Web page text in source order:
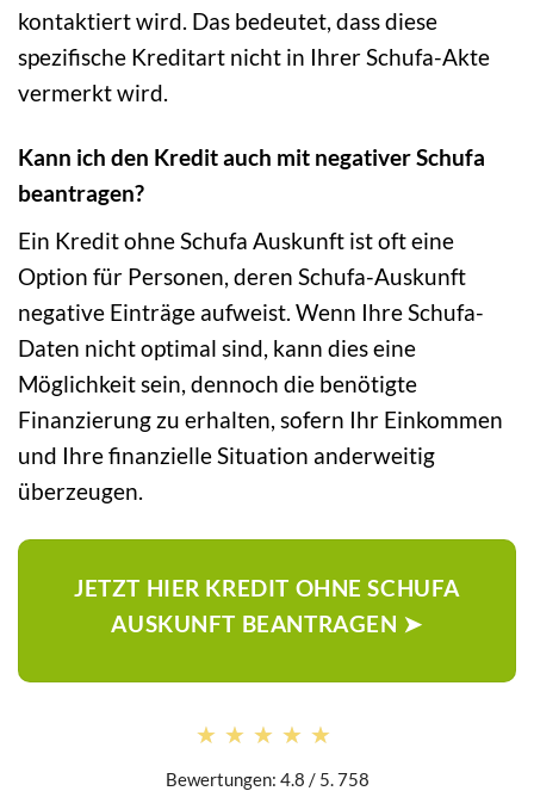
kontaktiert wird. Das bedeutet, dass diese
spezifische Kreditart nicht in Ihrer Schufa-Akte
vermerkt wird.
Kann ich den Kredit auch mit negativer Schufa
beantragen?
Ein Kredit ohne Schufa Auskunft ist oft eine
Option für Personen, deren Schufa-Auskunft
negative Einträge aufweist. Wenn Ihre Schufa-
Daten nicht optimal sind, kann dies eine
Möglichkeit sein, dennoch die benötigte
Finanzierung zu erhalten, sofern Ihr Einkommen
und Ihre finanzielle Situation anderweitig
überzeugen.
JETZT HIER KREDIT OHNE SCHUFA
AUSKUNFT BEANTRAGEN ➤
★★★★★
★★★★★
Bewertungen: 4.8 / 5. 758